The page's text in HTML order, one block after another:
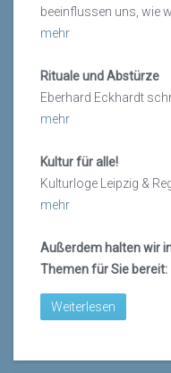
beeinflussen uns, wie
mehr
Rituale und Abstürze
Eberhard Eckhardt
mehr
Kultur für alle!
Kulturloge Leipzig &
mehr
Außerdem halten wir
Themen für Sie bereit:
Weiterlesen